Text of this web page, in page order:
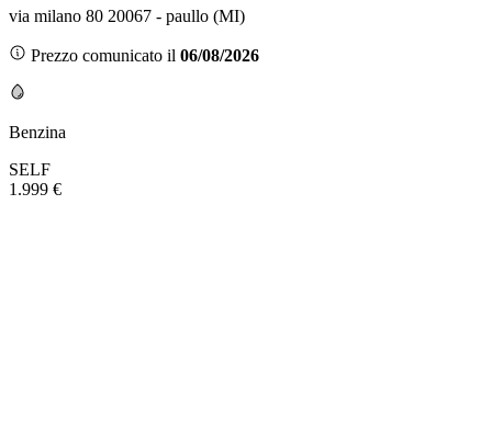
via milano 80 20067 - paullo (MI)
Prezzo comunicato il 06/08/2026
Benzina
SELF
1.999 €